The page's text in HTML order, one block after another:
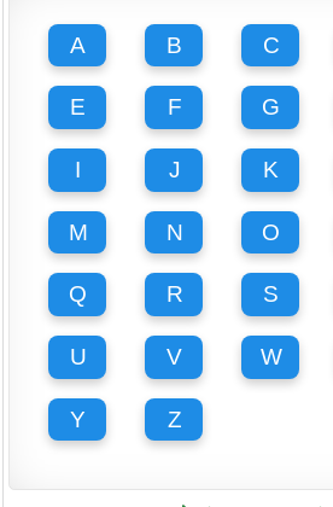
A B C
E F G
I J K
M N O
Q R S
U V W
Y Z